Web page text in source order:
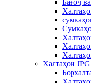
Бағоҷ
Халтаҳои